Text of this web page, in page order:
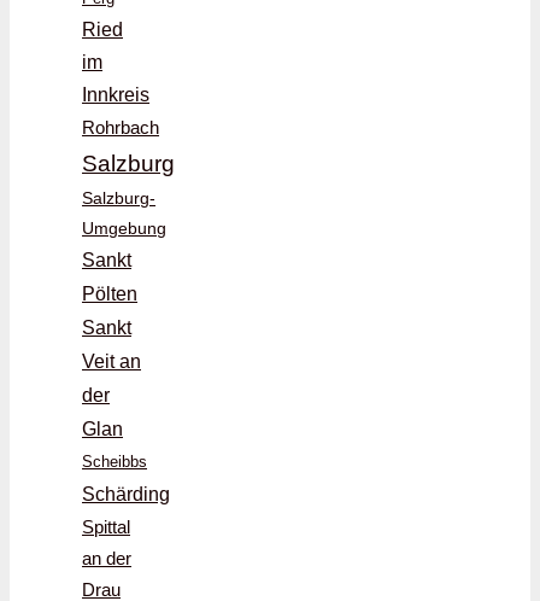
Ried
im
Innkreis
Rohrbach
Salzburg
Salzburg-
Umgebung
Sankt
Pölten
Sankt
Veit an
der
Glan
Scheibbs
Schärding
Spittal
an der
Drau